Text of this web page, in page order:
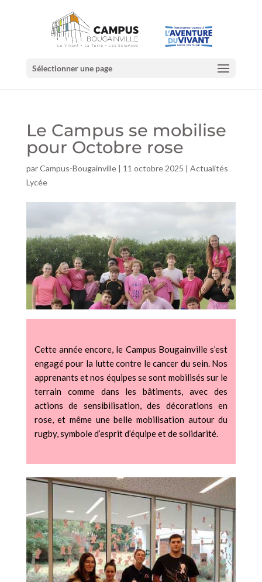
Sélectionner une page
Le Campus se mobilise
pour Octobre rose
parCampus-Bougainville| 11 octobre 2025 | Actualités
Lycée
Cette année encore, le Campus Bougainville s’est
engagé pour la lutte contre le cancer du sein. Nos
apprenants et nos équipes se sont mobilisés sur le
terrain comme dans les bâtiments, avec des
actions de sensibilisation, des décorations en
rose, et même une belle mobilisation autour du
rugby, symbole d’esprit d’équipe et de solidarité.